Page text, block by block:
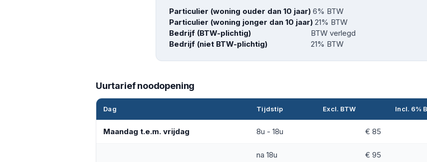
Particulier (woning ouder dan 10 jaar) 6% BTW
Particulier (woning jonger dan 10 jaar) 21% BTW
Bedrijf (BTW-plichtig)
BTW verlegd
Bedrijf (niet BTW-plichtig)
21% BTW
Uurtarief noodopening
Dag Tijdstip Excl. BTW Incl. 6%
Maandag t.e.m. vrijdag 8u - 18u € 85
na 18u € 95